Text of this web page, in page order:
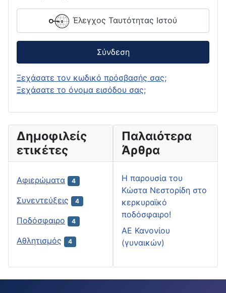
Έλεγχος Ταυτότητας Ιστού
Σύνδεση
Ξεχάσατε τον κωδικό πρόσβασής σας;
Ξεχάσατε το όνομα εισόδου σας;
Δημοφιλείς
ετικέτες
Αφιερώματα 4
Συνεντεύξεις 4
Ποδόσφαιρο 4
Αθλητισμός 4
Παλαιότερα
Άρθρα
H παρουσία του
Κώστα Νεστορίδη στο
κερκυραϊκό
ποδόσφαιρο!
ΑΕ Κανονίου
(γυναικών)